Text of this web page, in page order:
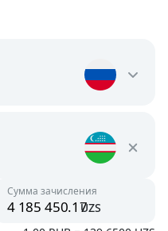
Сумма зачисления
uzs